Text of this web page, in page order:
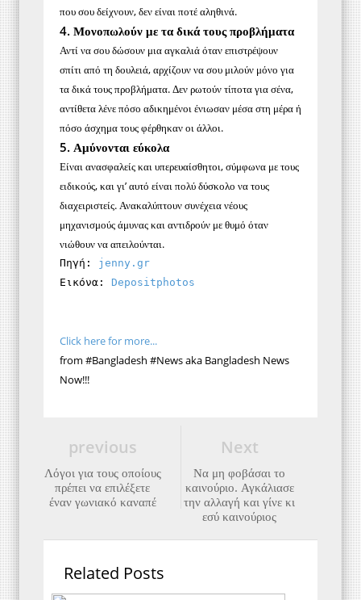
που σου δείχνουν, δεν είναι ποτέ αληθινά.
4. Μονοπωλούν με τα δικά τους προβλήματα
Αντί να σου δώσουν μια αγκαλιά όταν επιστρέψουν
σπίτι από τη δουλειά, αρχίζουν να σου μιλούν μόνο για
τα δικά τους προβλήματα. Δεν ρωτούν τίποτα για σένα,
αντίθετα λένε πόσο αδικημένοι ένιωσαν μέσα στη μέρα ή
πόσο άσχημα τους φέρθηκαν οι άλλοι.
5. Αμύνονται εύκολα
Είναι ανασφαλείς και υπερευαίσθητοι, σύμφωνα με τους
ειδικούς, και γι’ αυτό είναι πολύ δύσκολο να τους
διαχειριστείς. Ανακαλύπτουν συνέχεια νέους
μηχανισμούς άμυνας και αντιδρούν με θυμό όταν
νιώθουν να απειλούνται.
Πηγή:
jenny.gr
Εικόνα: Depositphotos
Click here for more...
from #Bangladesh #News aka Bangladesh News
Now!!!
Next
Να μη φοβάσαι το
καινούριο. Αγκάλιασε
την αλλαγή και γίνε κι
εσύ καινούριος
previous
Λόγοι για τους οποίους
πρέπει να επιλέξετε
έναν γωνιακό καναπέ
Related Posts